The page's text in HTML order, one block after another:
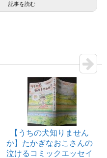
記事を読む
【うちの犬知りません
か】たかぎなおこさんの
泣けるコミックエッセイ